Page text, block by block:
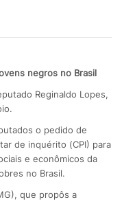
negros no Brasil
Reginaldo Lopes,
o pedido de
de inquérito (CPI) para
e econômicos da
no Brasil.
que propôs a